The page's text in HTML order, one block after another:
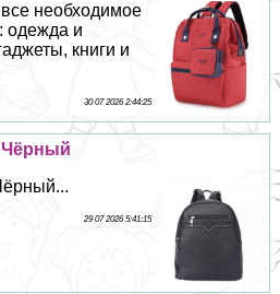
все необходимое
одежда и
книги и
30 07 2026 2:44:25
Чёрный
29 07 2026 5:41:15